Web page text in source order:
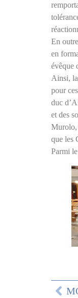
En
en
évêque
Ainsi,
pour
duc
et des
Murolo,
que les
Parmi